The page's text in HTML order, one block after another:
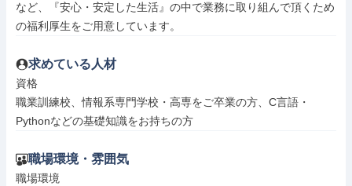
など、『安心・安定した生活』の中で業務に取り組んで頂くため
の福利厚生をご用意しています。
求めている人材
資格
職業訓練校、情報系専門学校・高専をご卒業の方、C言語・
Pythonなどの基礎知識をお持ちの方
職場環境・雰囲気
職場環境